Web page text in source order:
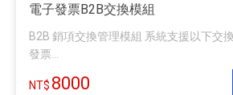
電子發票B2B交換模組
B2B 銷項交換管理模組 系統支援以下交
發票...
8000